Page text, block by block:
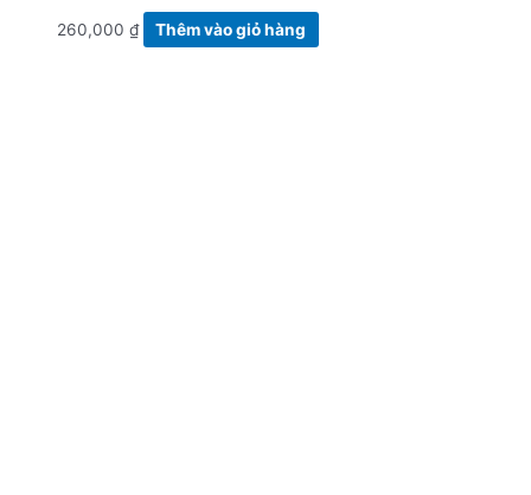
260,000 ₫ Thêm vào giỏ hàng